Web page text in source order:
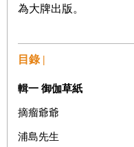
為大牌出版。
目錄 |
輯一 御伽草紙
摘瘤爺爺
浦島先生